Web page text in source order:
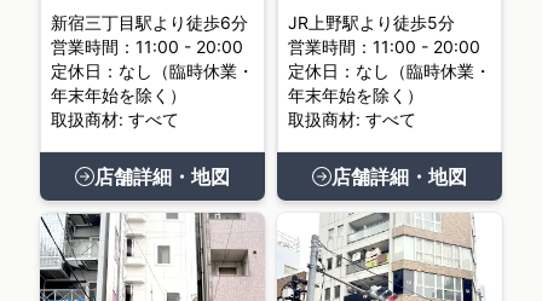
新宿三丁目駅より徒歩6分
営業時間：11:00 - 20:00
定休日：なし（臨時休業・
年末年始を除く）
取扱商材: すべて
店舗詳細・地図
JR上野駅より徒歩5分
営業時間：11:00 - 20:00
定休日：なし（臨時休業・
年末年始を除く）
取扱商材: すべて
店舗詳細・地図